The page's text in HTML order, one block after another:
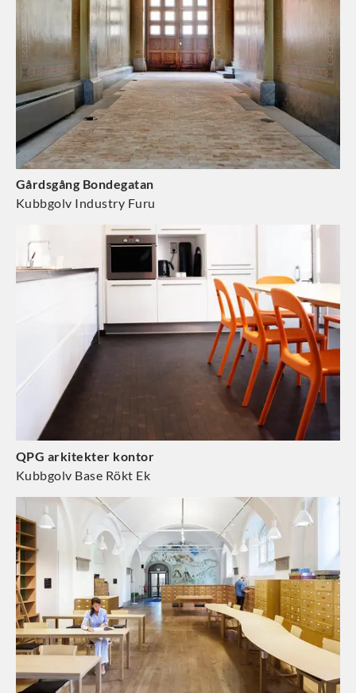
Gårdsgång Bondegatan
Kubbgolv Industry Furu
QPG arkitekter kontor
Kubbgolv Base Rökt Ek